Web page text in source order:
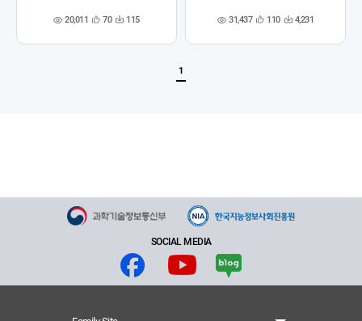
조 20,011 관
록
70 다 115
조 31,437 관
록
110 다 4,231
1
SOCIAL MEDIA